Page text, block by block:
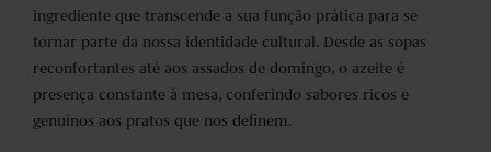
ingrediente que transcende a sua função prática para se
tornar parte da nossa identidade cultural. Desde as sopas
reconfortantes até aos assados de domingo, o azeite é
presença constante à mesa, conferindo sabores ricos e
genuínos aos pratos que nos definem.